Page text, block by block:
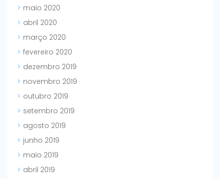
maio 2020
abril 2020
março 2020
fevereiro 2020
dezembro 2019
novembro 2019
outubro 2019
setembro 2019
agosto 2019
junho 2019
maio 2019
abril 2019